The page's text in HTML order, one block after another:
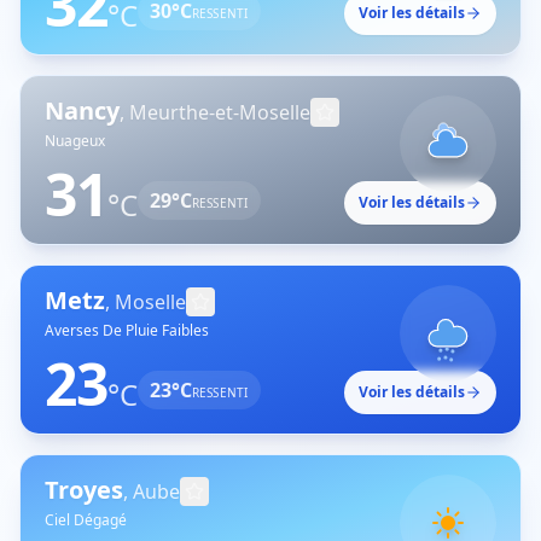
°C 30°CRESSENTI Voir les détails
Nancy, Meurthe-et-Moselle
Nuageux
31 °C 29°CRESSENTI Voir les détails
Metz, Moselle
Averses De Pluie Faibles
23°C 23°CRESSENTI Voir les détails
Troyes, Aube
Ciel Dégagé